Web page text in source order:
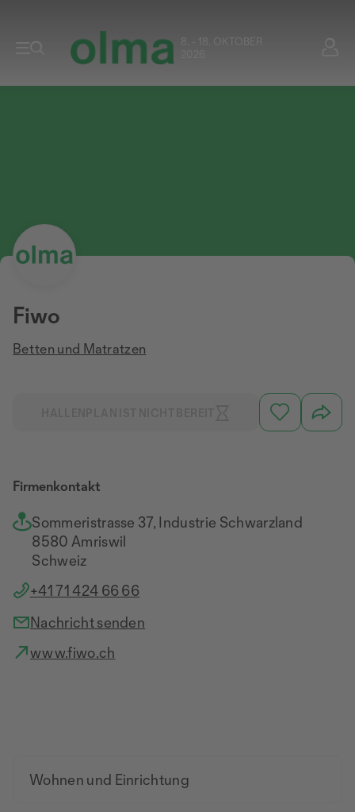
8. - 18. OKTOBER
Fiwo
Betten und Matratzen
Firmenkontakt
Sommeristrasse 37, Industrie Schwarzland
8580 Amriswil
Schweiz
+41 71 424 66 66
Nachricht senden
www.fiwo.ch
Wohnen und Einrichtung